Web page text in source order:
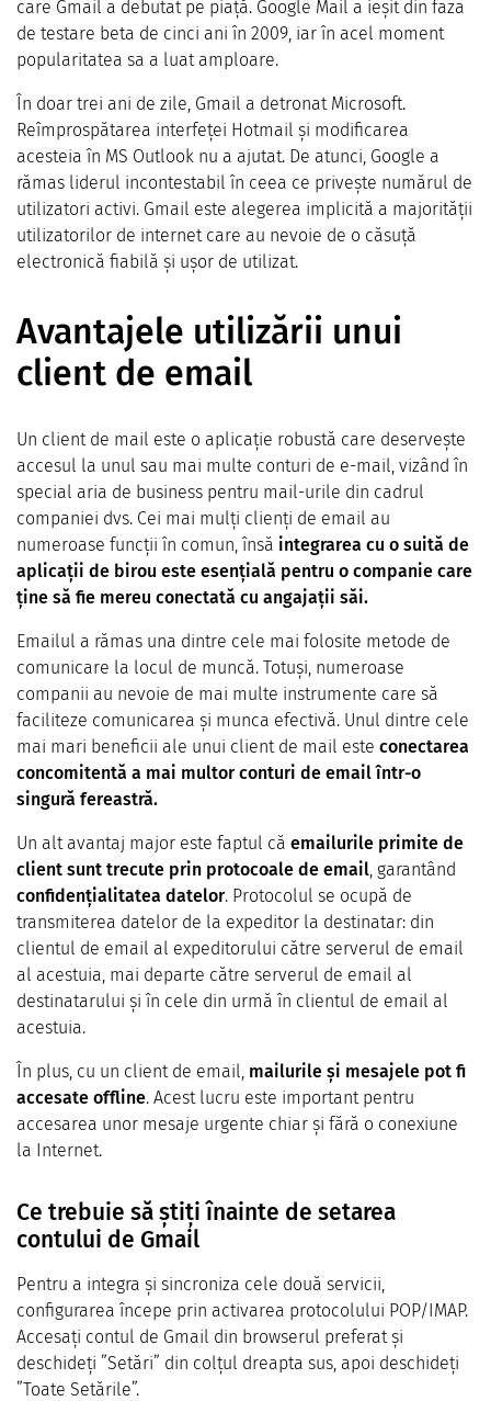
care Gmail a debutat pe piață. Google Mail a ieșit din faza
de testare beta de cinci ani în 2009, iar în acel moment
popularitatea sa a luat amploare.
În doar trei ani de zile, Gmail a detronat Microsoft.
Reîmprospătarea interfeței Hotmail și modificarea
acesteia în MS Outlook nu a ajutat. De atunci, Google a
rămas liderul incontestabil în ceea ce privește numărul de
utilizatori activi. Gmail este alegerea implicită a majorității
utilizatorilor de internet care au nevoie de o căsuță
electronică fiabilă și ușor de utilizat.
Avantajele utilizării unui
client de email
Un client de mail este o aplicație robustă care deservește
accesul la unul sau mai multe conturi de e-mail, vizând în
special aria de business pentru mail-urile din cadrul
companiei dvs. Cei mai mulți clienți de email au
numeroase funcții în comun, însă integrarea cu o suită de
aplicații de birou este esențială pentru o companie care
ține să fie mereu conectată cu angajații săi.
Emailul a rămas una dintre cele mai folosite metode de
comunicare la locul de muncă. Totuși, numeroase
companii au nevoie de mai multe instrumente care să
faciliteze comunicarea și munca efectivă. Unul dintre cele
mai mari beneficii ale unui client de mail este conectarea
concomitentă a mai multor conturi de email într-o
singură fereastră.
Un alt avantaj major este faptul că emailurile primite de
client sunt trecute prin protocoale de email, garantând
confidențialitatea datelor. Protocolul se ocupă de
transmiterea datelor de la expeditor la destinatar: din
clientul de email al expeditorului către serverul de email
al acestuia, mai departe către serverul de email al
destinatarului și în cele din urmă în clientul de email al
acestuia.
În plus, cu un client de email, mailurile și mesajele pot fi
accesate offline. Acest lucru este important pentru
accesarea unor mesaje urgente chiar și fără o conexiune
la Internet.
Ce trebuie să știți înainte de setarea
contului de Gmail
Pentru a integra și sincroniza cele două servicii,
configurarea începe prin activarea protocolului POP/IMAP.
Accesați contul de Gmail din browserul preferat și
deschideți ”Setări” din colțul dreapta sus, apoi deschideți
”Toate Setările”.